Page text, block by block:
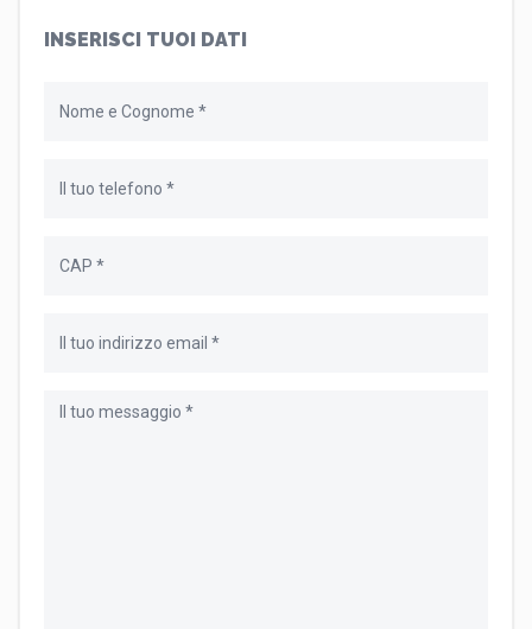
INSERISCI TUOI DATI